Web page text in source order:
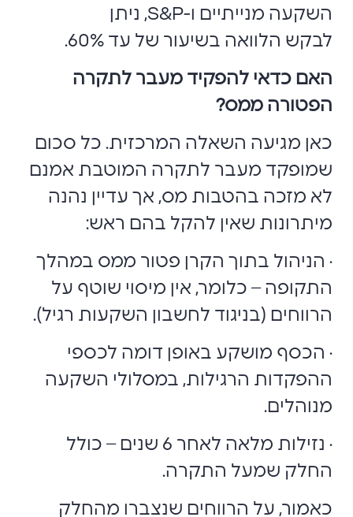
השקעה מנייתיים ו-S&P, ניתן
לבקש הלוואה בשיעור של עד 60%.
האם כדאי להפקיד מעבר לתקרה
הפטורה ממס?
כאן מגיעה השאלה המרכזית. כל סכום
שמופקד מעבר לתקרה המוטבת אמנם
לא מזכה בהטבות מס, אך עדיין נהנה
מיתרונות שאין להקל בהם ראש:
· הניהול בתוך הקרן פטור ממס במהלך
התקופה – כלומר, אין מיסוי שוטף על
הרווחים (בניגוד לחשבון השקעות רגיל).
· הכסף מושקע באופן דומה לכספי
ההפקדות הרגילות, במסלולי השקעה
מנוהלים.
· נזילות מלאה לאחר 6 שנים – כולל
החלק שמעל התקרה.
כאמור, על הרווחים שנצברו מהחלק